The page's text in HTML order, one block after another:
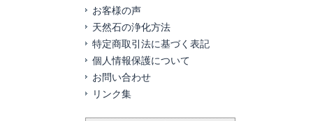
お客様の声
天然石の浄化方法
特定商取引法に基づく表記
個人情報保護について
お問い合わせ
リンク集